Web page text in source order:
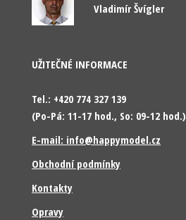
Vladimír Švígler
UŽITEČNÉ INFORMACE
Tel.: +420 774 327 139
(Po-Pá: 11-17 hod., So: 09-12 hod.)
E-mail: info@happymodel.cz
Obchodní podmínky
Kontakty
Opravy